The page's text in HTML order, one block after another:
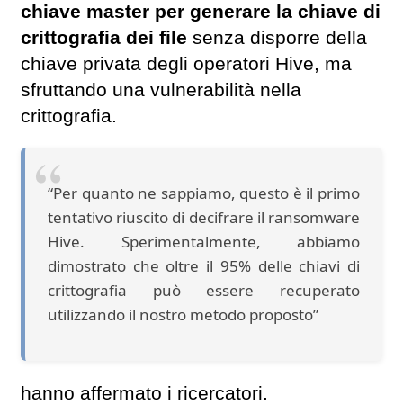
chiave master per generare la chiave di
crittografia dei file senza disporre della
chiave privata degli operatori Hive, ma
sfruttando una vulnerabilità nella
crittografia.
“Per quanto ne sappiamo, questo è il primo
tentativo riuscito di decifrare il ransomware
Hive. Sperimentalmente, abbiamo
dimostrato che oltre il 95% delle chiavi di
crittografia può essere recuperato
utilizzando il nostro metodo proposto”
hanno affermato i ricercatori.